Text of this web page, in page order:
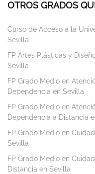
OTROS GRADOS
Curso de Acceso a la
Sevilla
FP Artes Plásticas y
Sevilla
FP Grado Medio en
Dependencia en Sevilla
FP Grado Medio en
Dependencia a Distancia
FP Grado Medio en
Sevilla
FP Grado Medio en
Distancia en Sevilla